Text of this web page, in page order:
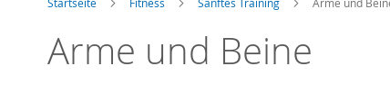
Arme und Beine